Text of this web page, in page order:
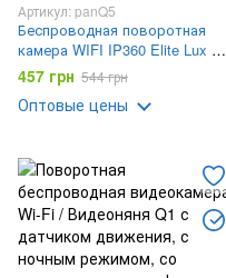
Артикул: panQ5
Беспроводная поворотная
камера WIFI IP360 Elite Lux EL-
Q5 на 5 антенн с датчиком
движения и ночным видением
457 грн 544 грн
Оптовые цены